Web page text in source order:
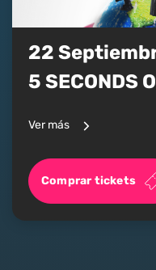
22
5 SECONDS
Ver más
Comprar tickets